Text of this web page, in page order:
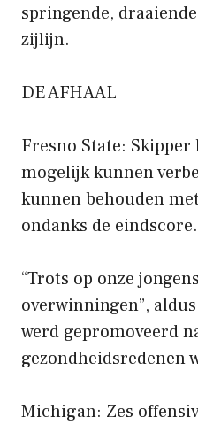
springende,
zijlijn.
DE AFHAAL
Fresno State: Skipper
mogelijk kunnen
kunnen behouden
ondanks de eindscore.
“Trots op onze
overwinningen”,
werd gepromoveerd
gezondheidsredenen
Michigan: Zes